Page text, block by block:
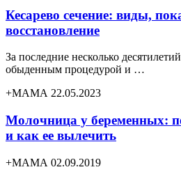
Кесарево сечение: виды,
восстановление
За последние несколько
обыденным процедурой и …
+МАМА 22.05.2023
Молочница у беременных:
и как ее вылечить
+МАМА 02.09.2019